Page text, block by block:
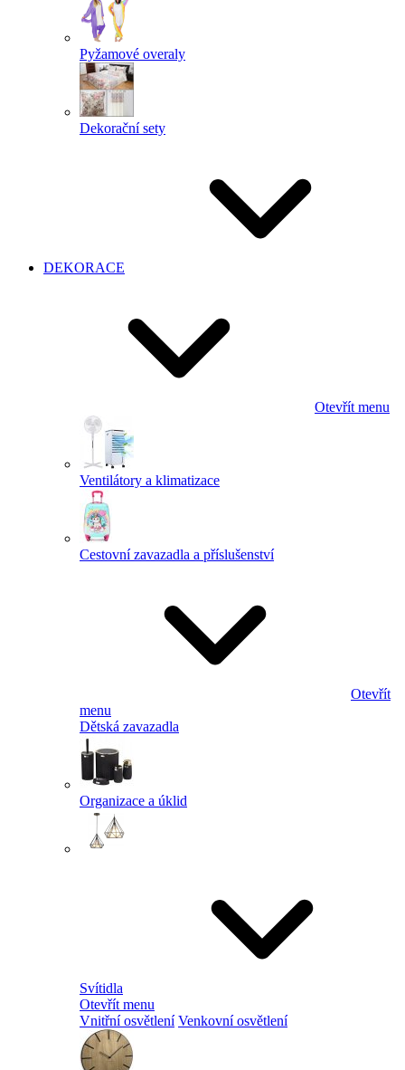
Pyžamové overaly
Dekorační sety
DEKORACE
Otevřít menu
Ventilátory a klimatizace
Cestovní zavazadla a příslušenství
Otevřít
menu
Dětská zavazadla
Organizace a úklid
Svítidla
Otevřít menu
Vnitřní osvětlení Venkovní osvětlení